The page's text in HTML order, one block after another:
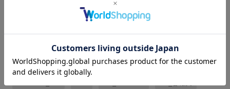
【2025.12.12】ガラスの質感や色の混ざり具合といった個性を生かした
プロダクトを製作するグラスワークブランド「LAN」から、別注インセ
ンスホルダーが登場。Life&Beauty by JUN ONLINEでしか手に入らな